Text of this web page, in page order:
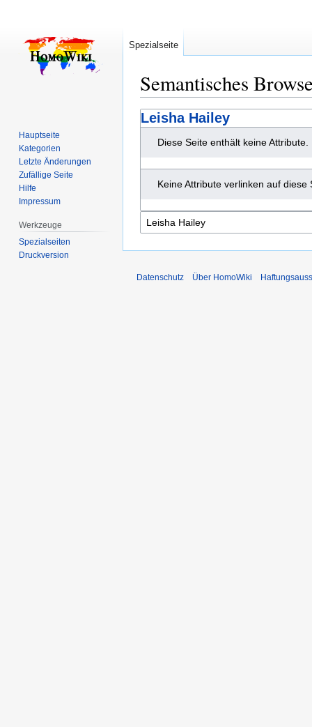
Semantisches
Zur
Navigation
springen
Zur
Suche
springen
Leisha Hailey
Diese Seite enthält keine Attribute.
Keine Attribute verlinken auf diese
Spezialseite
Hauptseite
Kategorien
Letzte Änderungen
Zufällige Seite
Hilfe
Impressum
Werkzeuge
Spezialseiten
Druckversion
Datenschutz Über HomoWiki